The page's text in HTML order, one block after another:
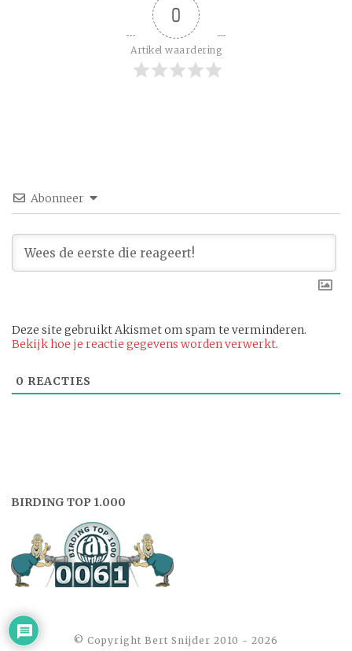
0
Artikel waardering
Abonneer
Deze site gebruikt Akismet om spam te verminderen.
Bekijk hoe je reactie gegevens worden verwerkt.
0 REACTIES
BIRDING TOP 1.000
©️ Copyright Bert Snijder 2010 - 2026